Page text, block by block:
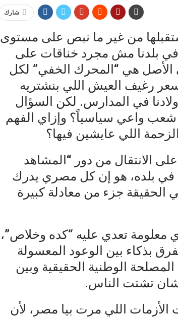
شارك
من غير ما نبص على مستوى
في بلدنا مش مجرد خناقات على
الأصل هي “المحرك الخفي” لكل
رغيف العيش اللي بنشتريه
في المدارس. لكن السؤال
شعب واعي سياسياً؟ وإزاي الفهم
اللي عايشين فيها؟
الانتقال من دور “المشاهد
في بلده، هو إن كل مصري يدرك
جزء من معادلة كبيرة
تعدي عليه “كده وخلاص”،
بذكاء بين الوعود المعسولة
الوطنية الحقيقية وبين
تشتت الناس.
الأزمات اللي مرت بيا مصر، لأن